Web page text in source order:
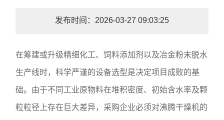
发布时间：2026-03-27 09:03:25
在筹建或升级精细化工、饲料添加剂以及冶金粉末脱水
生产线时，科学严谨的设备选型是决定项目成败的基
础。由于不同工业原物料在堆积密度、初始含水率及颗
粒粒径上存在巨大差异，采购企业必须对沸腾干燥机的